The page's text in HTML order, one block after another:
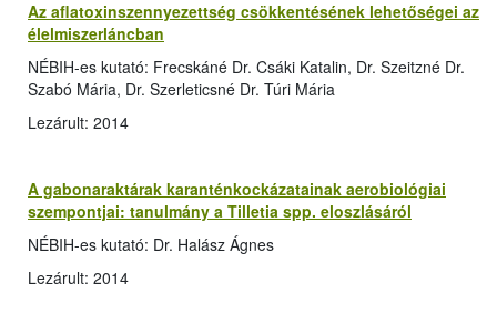
Az aflatoxinszennyezettség csökkentésének lehetőségei az
élelmiszerláncban
NÉBIH-es kutató: Frecskáné Dr. Csáki Katalin, Dr. Szeitzné Dr.
Szabó Mária, Dr. Szerleticsné Dr. Túri Mária
Lezárult: 2014
A gabonaraktárak karanténkockázatainak aerobiológiai
szempontjai: tanulmány a Tilletia spp. eloszlásáról
NÉBIH-es kutató: Dr. Halász Ágnes
Lezárult: 2014